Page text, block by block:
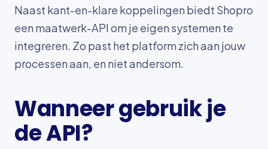
Naast kant-en-klare koppelingen biedt Shopro
een maatwerk-API om je eigen systemen te
integreren. Zo past het platform zich aan jouw
processen aan, en niet andersom.
Wanneer gebruik je
de API?